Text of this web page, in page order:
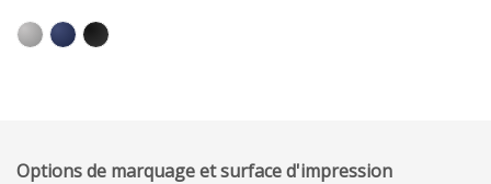
Options de marquage et surface d'impression